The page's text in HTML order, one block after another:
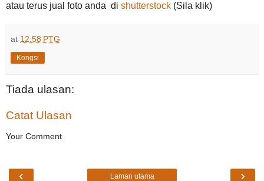
atau terus jual foto anda di shutterstock (Sila klik)
at 12:58 PTG
Kongsi
Tiada ulasan:
Catat Ulasan
Your Comment
‹ ›
Laman utama